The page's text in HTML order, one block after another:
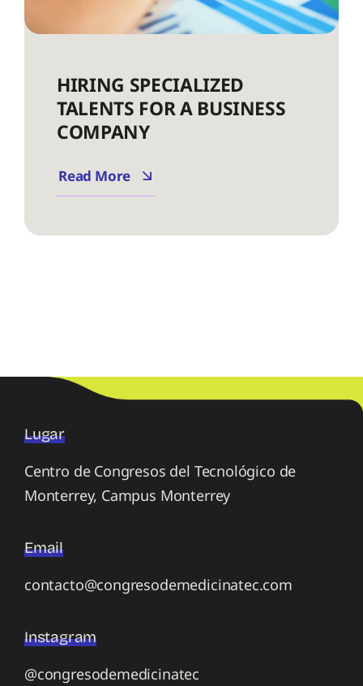
HIRING SPECIALIZED
TALENTS FOR A BUSINESS
COMPANY
Read More
Lugar
Centro de Congresos del Tecnológico de
Monterrey, Campus Monterrey
Email
contacto@congresodemedicinatec.com
Instagram
@congresodemedicinatec